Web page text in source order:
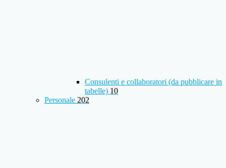
Consulenti e collaboratori (da pubblicare in
tabelle) 10
Personale 202